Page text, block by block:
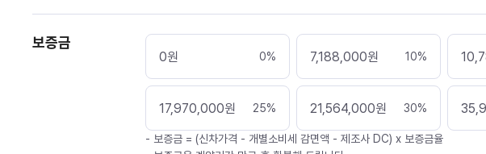
보증금
0원 0% 7,188,000원 10%
17,970,000원 25% 21,564,000원 30%
- 보증금 = (신차가격 - 개별소비세 감면액 - 제조사 DC) x 보증금율